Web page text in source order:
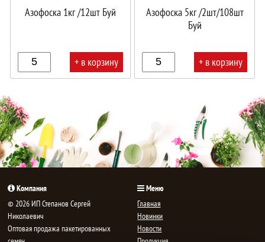
Азофоска 1кг /12шт Буй
+ в корзину
корзине!
Азофоска 5кг /2шт/108шт
Буй
+ в корзину
Компания
© 2026 ИП Степанов Сергей
Николаевич
Oптовая продажа пакетированных
Меню
Главная
Новинки
Новости